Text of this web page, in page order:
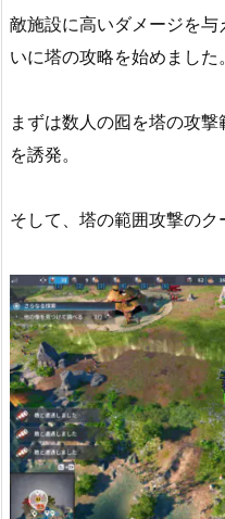
敵施設に高いダメージを
いに塔の攻略を始めました。
まずは数人の囮を塔の攻
を誘発。
そして、塔の範囲攻撃のク